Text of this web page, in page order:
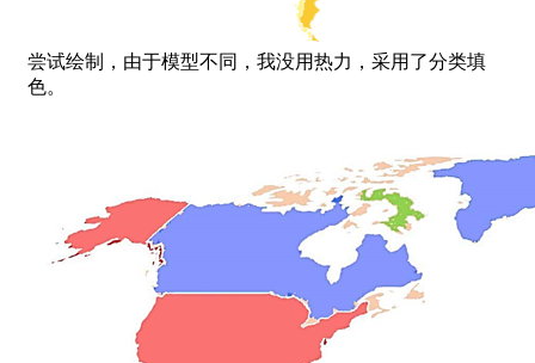
尝试绘制，由于模型不同，我没用热力，采用了分类填
色。